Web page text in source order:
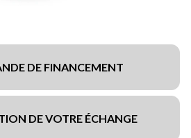
DE FINANCEMENT
DE VOTRE ÉCHANGE